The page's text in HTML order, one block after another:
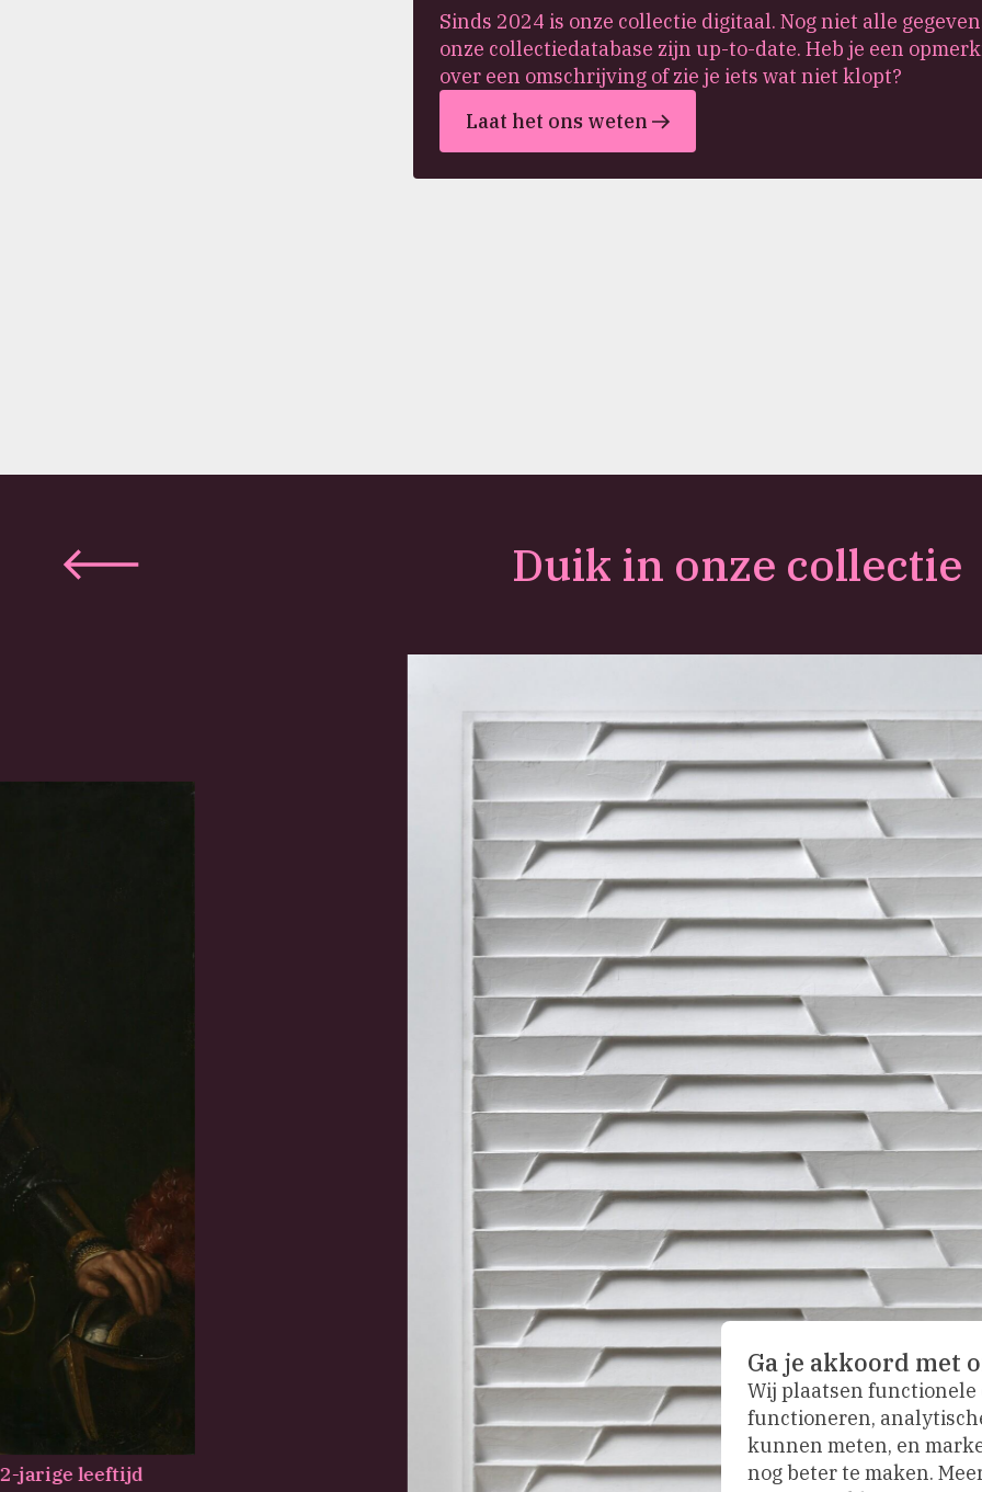
Sinds 2024 is onze collectie digitaal. Nog niet alle
onze collectiedatabase zijn up-to-date. Heb je een
over een omschrijving of zie je iets wat niet klopt?
Laat het ons weten
Vorige
Duik in onze collectie
jarige leeftijd
Ga je akkoord met
Wij plaatsen functionele
functioneren,
kunnen meten, en
nog beter te maken.